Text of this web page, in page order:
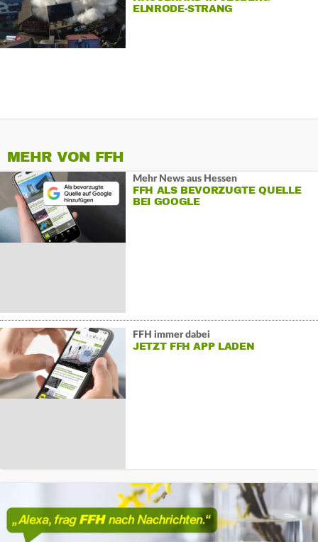
ELNRODE-STRANG
MEHR VON FFH
Mehr News aus Hessen
FFH ALS BEVORZUGTE QUELLE
BEI GOOGLE
FFH immer dabei
JETZT FFH APP LADEN